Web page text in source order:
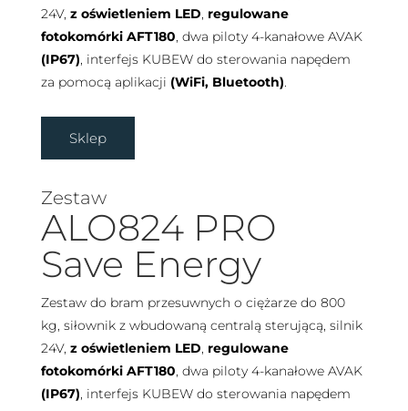
24V, z oświetleniem LED, regulowane
fotokomórki AFT180, dwa piloty 4-kanałowe AVAK
(IP67), interfejs KUBEW do sterowania napędem
za pomocą aplikacji (WiFi, Bluetooth).
Sklep
Zestaw
ALO824 PRO
Save Energy
Zestaw do bram przesuwnych o ciężarze do 800
kg, siłownik z wbudowaną centralą sterującą, silnik
24V, z oświetleniem LED, regulowane
fotokomórki AFT180, dwa piloty 4-kanałowe AVAK
(IP67), interfejs KUBEW do sterowania napędem